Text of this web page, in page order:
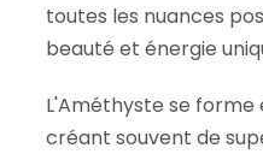
toutes les nuances
beauté et énergie
L'Améthyste se forme
créant souvent de